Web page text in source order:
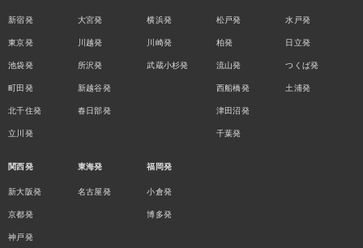
新宿発
東京発
池袋発
町田発
北千住発
立川発
大宮発
川越発
所沢発
新越谷発
春日部発
横浜発
川崎発
武蔵小杉発
松戸発
柏発
流山発
西船橋発
津田沼発
千葉発
水戸発
日立発
つくば発
土浦発
関西発
新大阪発
京都発
神戸発
東海発
名古屋発
福岡発
小倉発
博多発